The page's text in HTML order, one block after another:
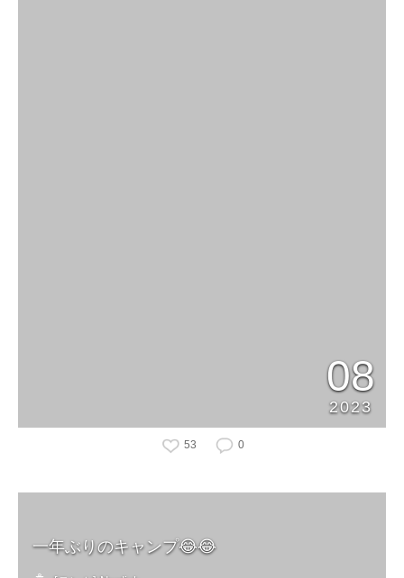
08
2023
53 0
一年ぶりのキャンプ😂😂